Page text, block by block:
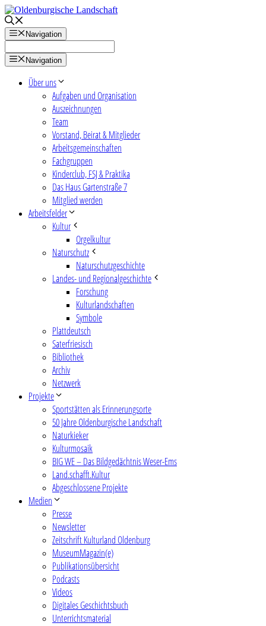
Zum
Inhalt
springenNavigation
Navigation
Über uns
Aufgaben und Organisation
Auszeichnungen
Team
Vorstand, Beirat & Mitglieder
Arbeitsgemeinschaften
Fachgruppen
Kinderclub, FSJ & Praktika
Das Haus Gartenstraße 7
Mitglied werden
Arbeitsfelder
Kultur
Orgelkultur
Naturschutz
Naturschutzgeschichte
Landes- und Regionalgeschichte
Forschung
Kulturlandschaften
Symbole
Plattdeutsch
Saterfriesisch
Bibliothek
Archiv
Netzwerk
Projekte
Sportstätten als Erinnerungsorte
50 Jahre Oldenburgische Landschaft
Naturkieker
Kulturmosaik
BIG WE – Das Bildgedächtnis Weser-Ems
Land.schafft.Kultur
Abgeschlossene Projekte
Medien
Presse
Newsletter
Zeitschrift Kulturland Oldenburg
MuseumMagazin(e)
Publikationsübersicht
Podcasts
Videos
Digitales Geschichtsbuch
Unterrichtsmaterial